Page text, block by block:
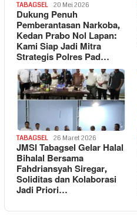
TABAGSEL 20 Mei 2026
Dukung Penuh
Pemberantasan Narkoba,
Kedan Prabo Nol Lapan:
Kami Siap Jadi Mitra
Strategis Polres Pad…
TABAGSEL 26 Maret 2026
JMSI Tabagsel Gelar Halal
Bihalal Bersama
Fahdriansyah Siregar,
Soliditas dan Kolaborasi
Jadi Priori…